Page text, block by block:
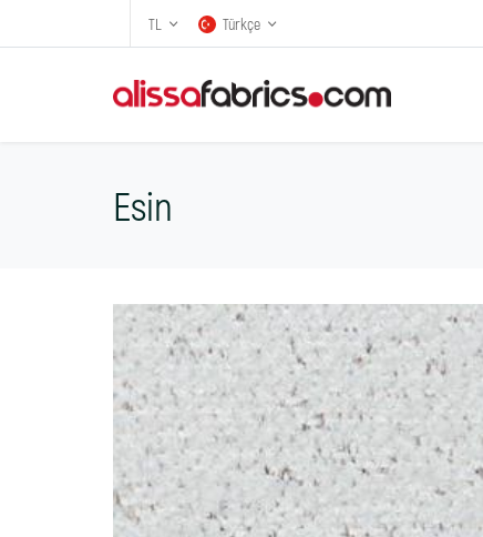
TL Türkçe
Esin